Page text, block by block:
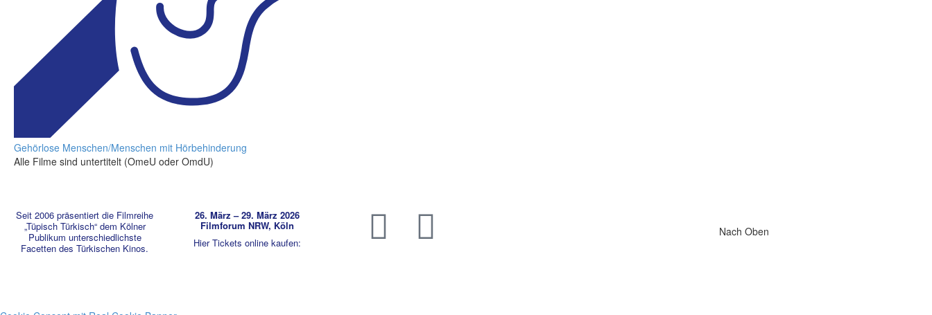
Gehörlose Menschen/Menschen mit Hörbehinderung
Alle Filme sind untertitelt (OmeU oder OmdU)
Seit 2006 präsentiert die Filmreihe
„Tüpisch Türkisch“ dem Kölner
Publikum unterschiedlichste
Facetten des Türkischen Kinos.
26. März – 29. März 2026
Filmforum NRW, Köln
Hier Tickets online kaufen:
Nach Oben